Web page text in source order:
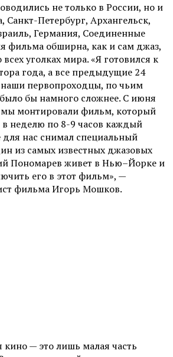
не только в России, но и
Санкт-Петербург, Архангельск,
Германия, Соединенные
фильма обширна, как и сам джаз,
уголках мира. «Я готовился к
года, а все предыдущие 24
наши первопроходцы, по чьим
бы намного сложнее. С июня
мы монтировали фильм, который
в неделю по 8-9 часов каждый
нас снимал специальный
из самых известных джазовых
Пономарев живет в Нью–Йорке и
его в этот фильм», —
фильма Игорь Мошков.
— это лишь малая часть